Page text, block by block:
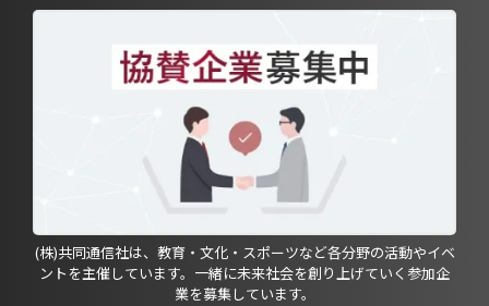
(株)共同通信社は、教育・文化・スポーツなど各分野の活動やイベ
ントを主催しています。一緒に未来社会を創り上げていく参加企
業を募集しています。